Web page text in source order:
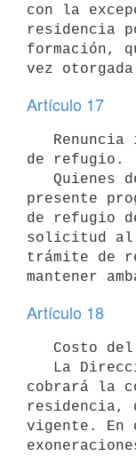
con la
residencia
formación,
Artículo 17
de refugio.
presente
de refugio
solicitud al
trámite de
Artículo 18
cobrará la
residencia,
vigente. En